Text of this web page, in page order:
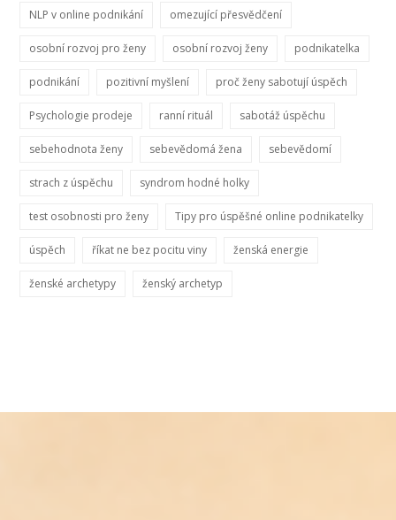
NLP v online podnikání omezující přesvědčení
osobní rozvoj pro ženy osobní rozvoj ženy podnikatelka
podnikání pozitivní myšlení proč ženy sabotují úspěch
Psychologie prodeje ranní rituál sabotáž úspěchu
sebehodnota ženy sebevědomá žena sebevědomí
strach z úspěchu syndrom hodné holky
test osobnosti pro ženy Tipy pro úspěšné online podnikatelky
úspěch říkat ne bez pocitu viny ženská energie
ženské archetypy ženský archetyp